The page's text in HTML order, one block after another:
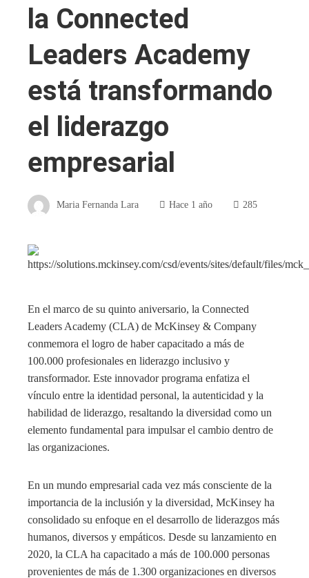
la Connected
Leaders Academy
está transformando
el liderazgo
empresarial
Maria Fernanda Lara Hace 1 año 285
En el marco de su quinto aniversario, la Connected
Leaders Academy (CLA) de McKinsey & Company
conmemora el logro de haber capacitado a más de
100.000 profesionales en liderazgo inclusivo y
transformador. Este innovador programa enfatiza el
vínculo entre la identidad personal, la autenticidad y la
habilidad de liderazgo, resaltando la diversidad como un
elemento fundamental para impulsar el cambio dentro de
las organizaciones.
En un mundo empresarial cada vez más consciente de la
importancia de la inclusión y la diversidad, McKinsey ha
consolidado su enfoque en el desarrollo de liderazgos más
humanos, diversos y empáticos. Desde su lanzamiento en
2020, la CLA ha capacitado a más de 100.000 personas
provenientes de más de 1.300 organizaciones en diversos